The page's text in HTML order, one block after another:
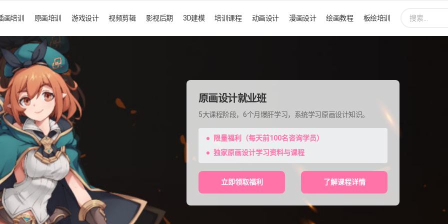
画培训 原画培训 游戏设计 视频剪辑 影视后期 3D建模 培训课程 动画设计 漫画设计 绘画教程 板绘培训
原画设计就业班
5大课程阶段，6个月爆肝学习，系统学习原画设计知识。
限量福利（每天前100名咨询学员）
独家原画设计学习资料与课程
立即领取福利 了解课程详情